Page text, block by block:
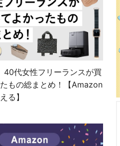
40代女性フリーランスが買
もの総まとめ！【Amazon
る】